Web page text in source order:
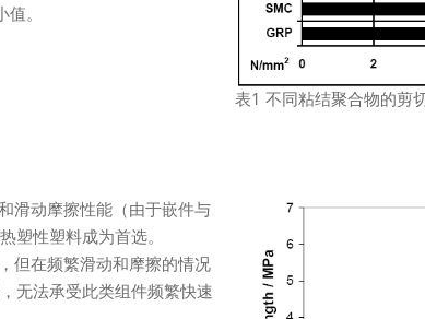
。
表1 不同粘结聚合物的剪
动摩擦性能（由于嵌件与
塑性塑料成为首选。
在频繁滑动和摩擦的情况
无法承受此类组件频繁快速